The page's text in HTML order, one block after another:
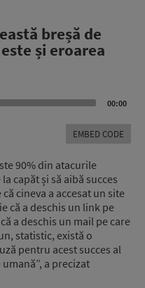
breșă de
și eroarea
00:00
EMBED CODE
90% din atacurile
capăt și să aibă succes
cineva a accesat un site
că a deschis un link pe
a deschis un mail pe care
statistic, există o
pentru acest succes al
a precizat